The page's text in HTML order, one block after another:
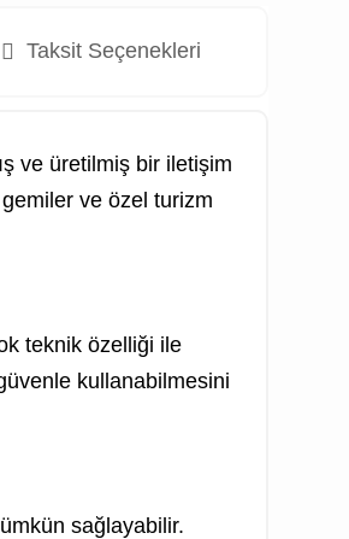
Taksit Seçenekleri
ve üretilmiş bir iletişim
ve özel turizm
teknik özelliği ile
kullanabilmesini
sağlayabilir.